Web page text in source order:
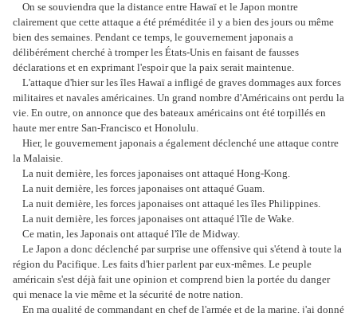
On se souviendra que la distance entre Hawaï et le Japon montre
clairement que cette attaque a été préméditée il y a bien des jours ou même
bien des semaines. Pendant ce temps, le gouvernement japonais a
délibérément cherché à tromper les États-Unis en faisant de fausses
déclarations et en exprimant l'espoir que la paix serait maintenue.
L'attaque d'hier sur les îles Hawaï a infligé de graves dommages aux forces
militaires et navales américaines. Un grand nombre d'Américains ont perdu la
vie. En outre, on annonce que des bateaux américains ont été torpillés en
haute mer entre San-Francisco et Honolulu.
Hier, le gouvernement japonais a également déclenché une attaque contre
la Malaisie.
La nuit dernière, les forces japonaises ont attaqué Hong-Kong.
La nuit dernière, les forces japonaises ont attaqué Guam.
La nuit dernière, les forces japonaises ont attaqué les îles Philippines.
La nuit dernière, les forces japonaises ont attaqué l'île de Wake.
Ce matin, les Japonais ont attaqué l'île de Midway.
Le Japon a donc déclenché par surprise une offensive qui s'étend à toute la
région du Pacifique. Les faits d'hier parlent par eux-mêmes. Le peuple
américain s'est déjà fait une opinion et comprend bien la portée du danger
qui menace la vie même et la sécurité de notre nation.
En ma qualité de commandant en chef de l'armée et de la marine, j'ai donné